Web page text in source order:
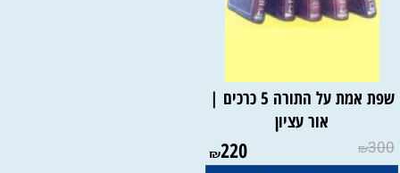
שפת אמת על התורה 5 כרכים |
אור עציון
₪300
₪220